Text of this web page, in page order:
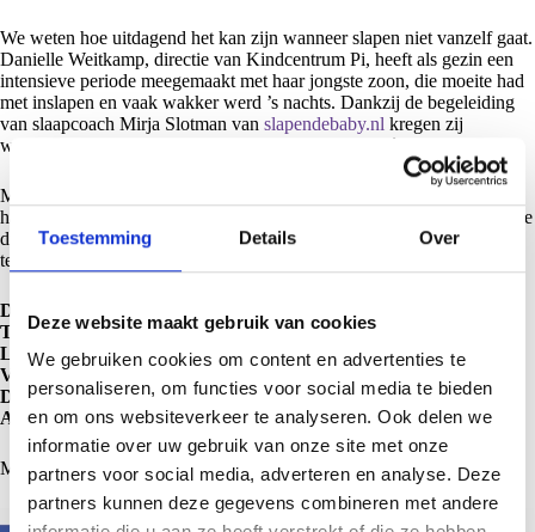
Toestemming Details Over
Deze website maakt gebruik van cookies
We gebruiken cookies om content en advertenties te
personaliseren, om functies voor social media te bieden
en om ons websiteverkeer te analyseren. Ook delen we
informatie over uw gebruik van onze site met onze
partners voor social media, adverteren en analyse. Deze
partners kunnen deze gegevens combineren met andere
We weten hoe uitdagend het kan zijn wanneer slapen niet vanzelf gaat.
Danielle Weitkamp, directie van Kindcentrum Pi, heeft als gezin een
intensieve periode meegemaakt met haar jongste zoon, die moeite had
met inslapen en vaak wakker werd ’s nachts. Dankzij de begeleiding
van slaapcoach Mirja Slotman van slapendebaby.nl kregen zij
waardevolle inzichten en praktische handvatten die écht hielpen.
Mirja heeft aangeboden om bij Kindcentrum Pi op deze ouderavond
haar kennis en ervaring met ons te delen. Ze geeft concrete tips waar je
direct mee aan de slag kunt. Daarnaast is het fijn om als ouders samen
te komen, ervaringen te delen en van elkaar te leren.
Datum:
Tijd:19.30 – 21.00 uur
Locatie:Dokter van Deenweg 13b (locatie Pi Oosterenk)
Voor wie:
Deelname:gratis
Aanmelden:via de QR-code in de flyer (vol = vol)
Meer informatie staat op de flyer. We hopen jullie daar te zien!